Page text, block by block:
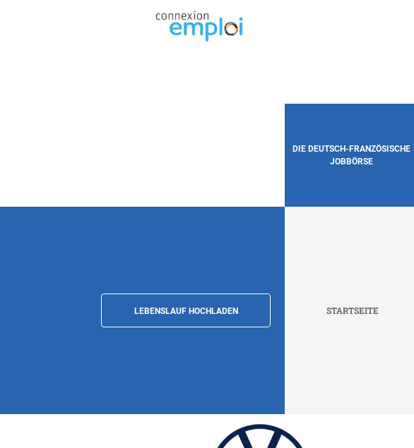
DIE DEUTSCH-FRANZÖSISCHE
JOBBÖRSE
LEBENSLAUF HOCHLADEN STARTSEITE